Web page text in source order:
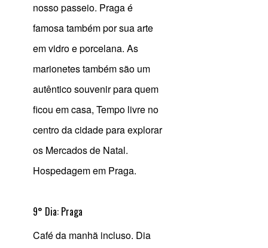
nosso passeio. Praga é
famosa também por sua arte
em vidro e porcelana. As
marionetes também são um
autêntico souvenir para quem
ficou em casa, Tempo livre no
centro da cidade para explorar
os Mercados de Natal.
Hospedagem em Praga.
9° Dia: Praga
Café da manhã incluso. Dia